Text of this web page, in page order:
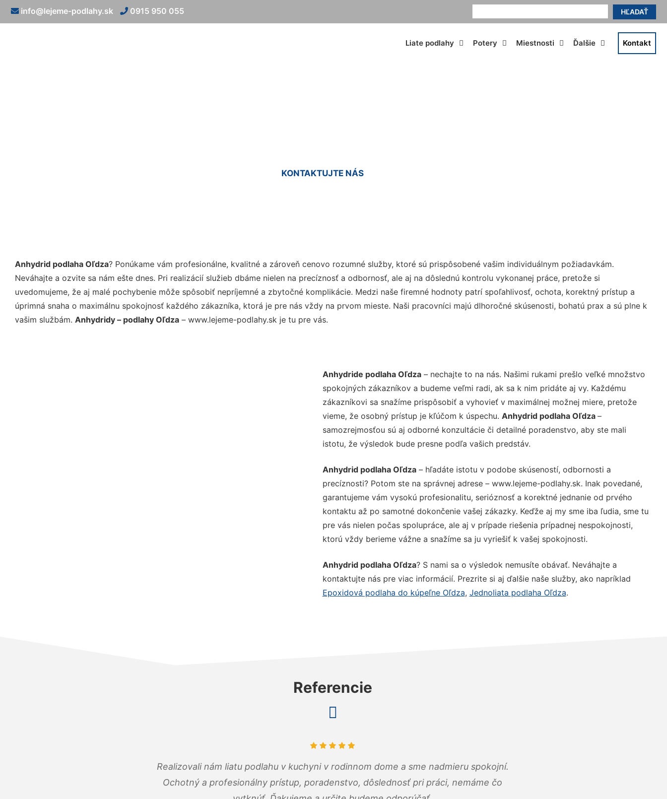
HĽADAŤ
info@lejeme-podlahy.sk 0915 950 055
Liate podlahy Potery Miestnosti Ďalšie Kontakt
KONTAKTUJTE NÁS
Anhydrid podlaha Oľdza? Ponúkame vám profesionálne, kvalitné a zároveň cenovo rozumné služby, ktoré sú prispôsobené vašim individuálnym požiadavkám.
Neváhajte a ozvite sa nám ešte dnes. Pri realizácií služieb dbáme nielen na precíznosť a odbornosť, ale aj na dôslednú kontrolu vykonanej práce, pretože si
uvedomujeme, že aj malé pochybenie môže spôsobiť nepríjemné a zbytočné komplikácie. Medzi naše firemné hodnoty patrí spoľahlivosť, ochota, korektný prístup a
úprimná snaha o maximálnu spokojnosť každého zákazníka, ktorá je pre nás vždy na prvom mieste. Naši pracovníci majú dlhoročné skúsenosti, bohatú prax a sú plne k
vašim službám. Anhydridy – podlahy Oľdza – www.lejeme-podlahy.sk je tu pre vás.
Anhydride podlaha Oľdza– nechajte to na nás. Našimi rukami prešlo veľké množstvo
spokojných zákazníkov a budeme veľmi radi, ak sa k nim pridáte aj vy. Každému
zákazníkovi sa snažíme prispôsobiť a vyhovieť v maximálnej možnej miere, pretože
vieme, že osobný prístup je kľúčom k úspechu. Anhydrid podlaha Oľdza –
samozrejmosťou sú aj odborné konzultácie či detailné poradenstvo, aby ste mali
istotu, že výsledok bude presne podľa vašich predstáv.
Anhydrid podlaha Oľdza– hľadáte istotu v podobe skúseností, odbornosti a
precíznosti? Potom ste na správnej adrese – www.lejeme-podlahy.sk. Inak povedané,
garantujeme vám vysokú profesionalitu, serióznosť a korektné jednanie od prvého
kontaktu až po samotné dokončenie vašej zákazky. Keďže aj my sme iba ľudia, sme tu
pre vás nielen počas spolupráce, ale aj v prípade riešenia prípadnej nespokojnosti,
ktorú vždy berieme vážne a snažíme sa ju vyriešiť k vašej spokojnosti.
Anhydrid podlaha Oľdza? S nami sa o výsledok nemusíte obávať. Neváhajte a
kontaktujte nás pre viac informácií. Prezrite si aj ďalšie naše služby, ako napríklad
Epoxidová podlaha do kúpeľne Oľdza, Jednoliata podlaha Oľdza.
Referencie
Realizovali nám liatu podlahu v kuchyni v rodinnom dome a sme nadmieru spokojní.
Ochotný a profesionálny prístup, poradenstvo, dôslednosť pri práci, nemáme čo